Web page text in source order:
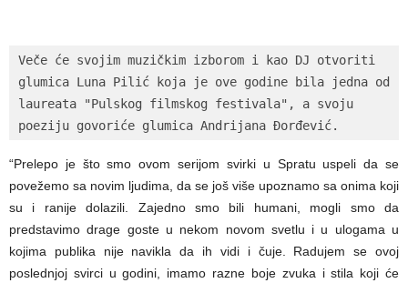
Veče će svojim muzičkim izborom i kao DJ otvoriti
glumica Luna Pilić koja je ove godine bila jedna od
laureata "Pulskog filmskog festivala", a svoju
poeziju govoriće glumica Andrijana Đorđević.
“Prelepo je što smo ovom serijom svirki u Spratu uspeli da se
povežemo sa novim ljudima, da se još više upoznamo sa onima koji
su i ranije dolazili. Zajedno smo bili humani, mogli smo da
predstavimo drage goste u nekom novom svetlu i u ulogama u
kojima publika nije navikla da ih vidi i čuje. Radujem se ovoj
poslednjoj svirci u godini, imamo razne boje zvuka i stila koji će